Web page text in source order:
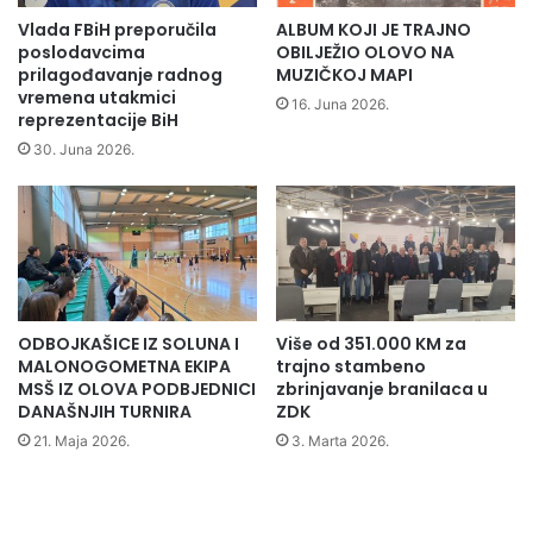
i
j
e
č
i
š
a
p
l
a
n
u
p
t
i
O
l
o
v
u
Vlada FBiH preporučila
poslodavcima
prilagođavanje radnog
vremena utakmici
reprezentacije BiH
30. Juna 2026.
ALBUM KOJI JE TRAJNO
OBILJEŽIO OLOVO NA
MUZIČKOJ MAPI
16. Juna 2026.
ODBOJKAŠICE IZ SOLUNA I
MALONOGOMETNA EKIPA
MSŠ IZ OLOVA PODBJEDNICI
DANAŠNJIH TURNIRA
21. Maja 2026.
Više od 351.000 KM za
trajno stambeno
zbrinjavanje branilaca u
ZDK
3. Marta 2026.